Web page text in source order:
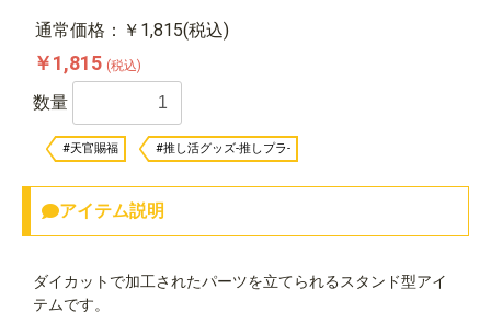
通常価格：￥1,815(税込)
￥1,815 (税込)
数量
#天官賜福 #推し活グッズ-推しプラ-
アイテム説明
ダイカットで加工されたパーツを立てられるスタンド型アイ
テムです。